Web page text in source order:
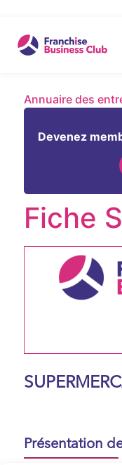
Annuaire des
Devenez
Fiche
Présentation